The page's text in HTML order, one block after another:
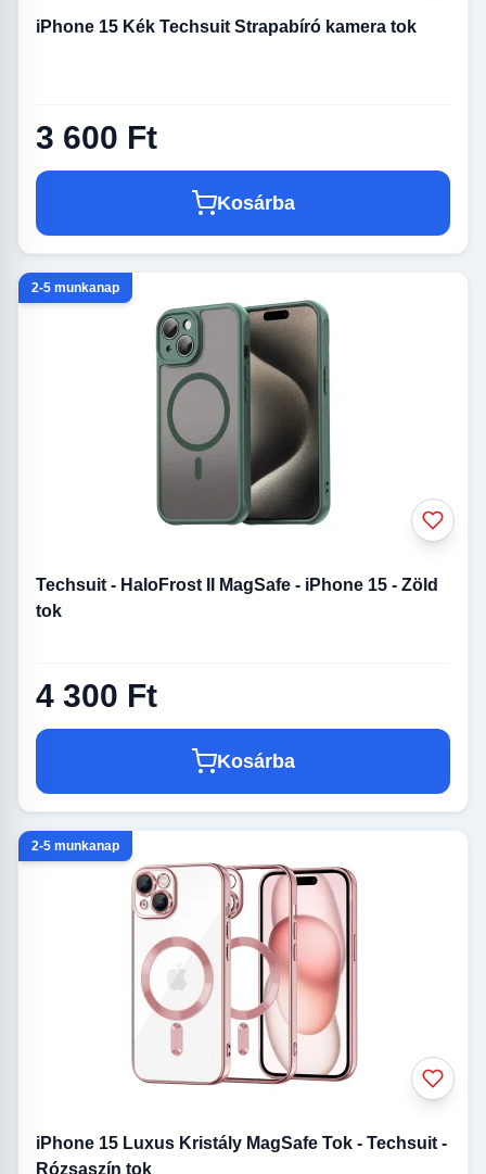
iPhone 15 Kék Techsuit Strapabíró kamera tok
3 600 Ft
Kosárba
2-5 munkanap
Techsuit - HaloFrost II MagSafe - iPhone 15 - Zöld
tok
4 300 Ft
Kosárba
2-5 munkanap
iPhone 15 Luxus Kristály MagSafe Tok - Techsuit -
Rózsaszín tok